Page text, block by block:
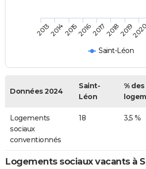
Saint-Léon
2013201420152016201720182019
Données 2024
Saint-
Léon
% des
Logements
sociaux
conventionnés
18 3,5 %
Logements sociaux vacants à